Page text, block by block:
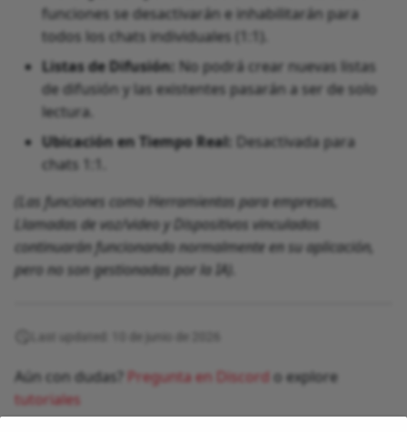
funciones se desactivarán e inhabilitarán para
todos los chats individuales (1:1).
Listas de Difusión: No podrá crear nuevas listas
de difusión y las existentes pasarán a ser de solo
lectura.
Ubicación en Tiempo Real:
Desactivada para
chats 1:1.
(Las funciones como Herramientas para empresas,
Llamadas de voz/video y Dispositivos vinculados
continuarán funcionando normalmente en su aplicación,
pero no son gestionadas por la IA).
Aún con dudas? Pregunta en Discord o explore
tutoriales